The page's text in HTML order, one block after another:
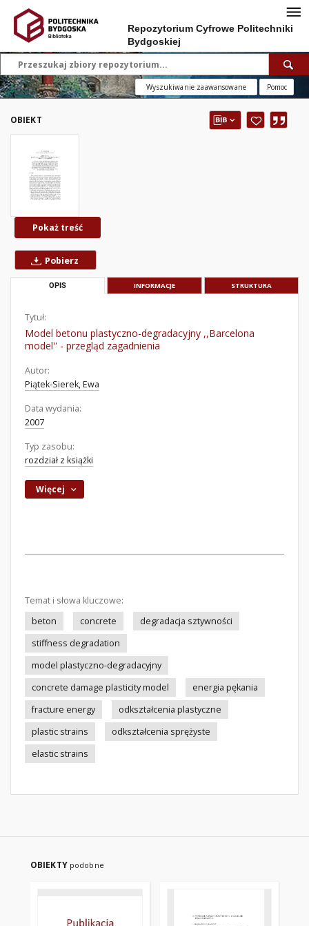
Repozytorium Cyfrowe Politechniki
Bydgoskiej
Wyszukiwanie zaawansowane Pomoc
OBIEKT
Pokaż treść
Pobierz
OPIS INFORMACJE STRUKTURA
Tytuł:
Model betonu plastyczno-degradacyjny ,,Barcelona
model'' - przegląd zagadnienia
Autor:
Piątek-Sierek, Ewa
Data wydania:
2007
Typ zasobu:
rozdział z książki
Więcej
Temat i słowa kluczowe:
beton
concrete
degradacja sztywności
stiffness degradation
model plastyczno-degradacyjny
concrete damage plasticity model
energia pękania
fracture energy
odkształcenia plastyczne
plastic strains
odkształcenia sprężyste
elastic strains
OBIEKTY podobne